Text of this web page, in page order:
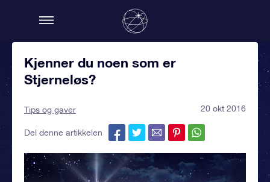
Kjenner du noen som er
Stjerneløs?
Tips og gaver 20 okt 2016
Del denne artikkelen